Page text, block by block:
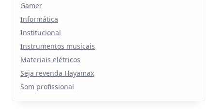
Gamer
Informática
Institucional
Instrumentos musicais
Materiais elétricos
Seja revenda Hayamax
Som profissional